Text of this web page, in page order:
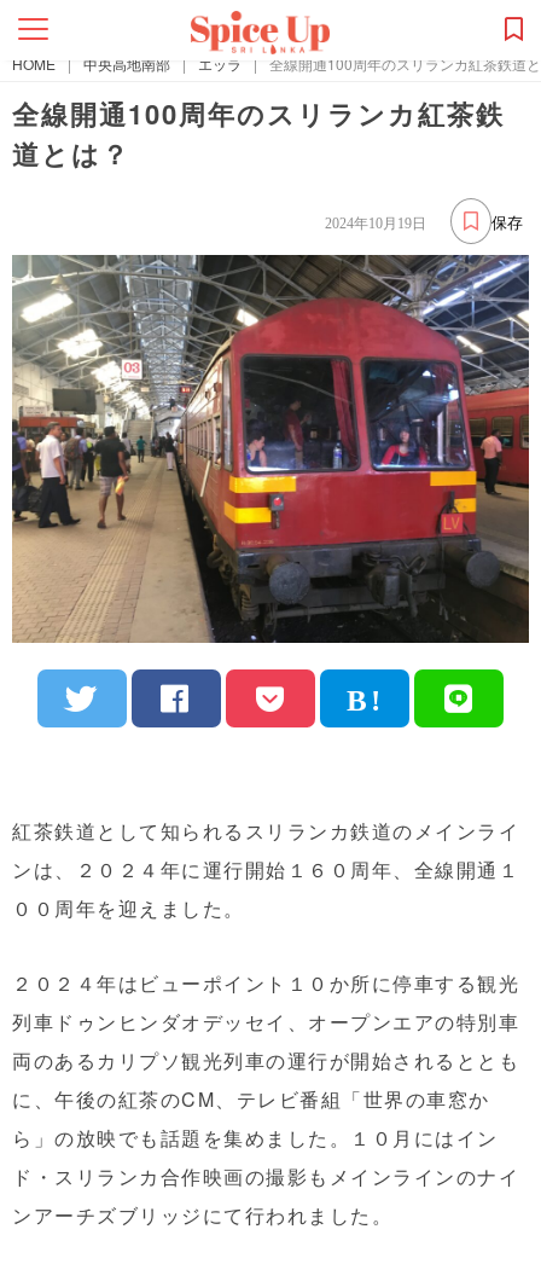
HOME | 中央高地南部 | エッラ | 全線開通100周年のスリランカ紅茶鉄道
全線開通100周年のスリランカ紅茶鉄
道とは？
保存
2024年10月19日
紅茶鉄道として知られるスリランカ鉄道のメインライ
ンは、２０２４年に運行開始１６０周年、全線開通１
００周年を迎えました。
２０２４年はビューポイント１０か所に停車する観光
列車ドゥンヒンダオデッセイ、オープンエアの特別車
両のあるカリプソ観光列車の運行が開始されるととも
に、午後の紅茶のCM、テレビ番組「世界の車窓か
ら」の放映でも話題を集めました。１０月にはイン
ド・スリランカ合作映画の撮影もメインラインのナイ
ンアーチズブリッジにて行われました。